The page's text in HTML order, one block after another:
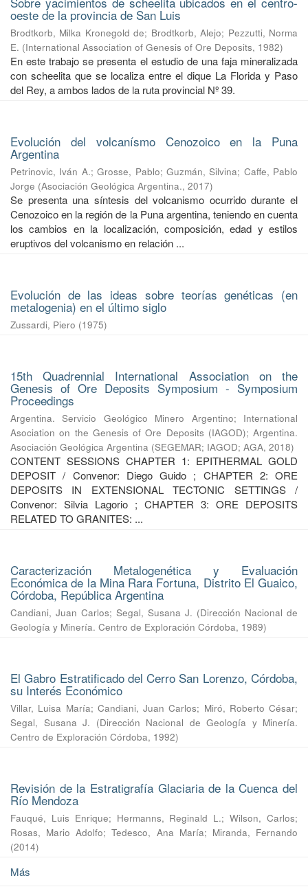
oeste de la provincia de San Luis
Brodtkorb, Milka Kronegold de; Brodtkorb, Alejo; Pezzutti, Norma
E. (International Association of Genesis of Ore Deposits, 1982)
En este trabajo se presenta el estudio de una faja mineralizada
con scheelita que se localiza entre el dique La Florida y Paso
del Rey, a ambos lados de la ruta provincial Nº 39.
Evolución del volcanísmo Cenozoico en la Puna
Argentina
Petrinovic, Iván A.;Grosse, Pablo; Guzmán, Silvina; Caffe, Pablo
Jorge (Asociación Geológica Argentina., 2017)
Se presenta una síntesis del volcanismo ocurrido durante el
Cenozoico en la región de la Puna argentina, teniendo en cuenta
los cambios en la localización, composición, edad y estilos
eruptivos del volcanismo en relación ...
Evolución de las ideas sobre teorías genéticas (en
metalogenia) en el último siglo
Zussardi, Piero (1975)
15th Quadrennial International Association on the
Genesis of Ore Deposits Symposium - Symposium
Proceedings
Argentina. Servicio Geológico Minero Argentino; International
Asociation on the Genesis of Ore Deposits (IAGOD); Argentina.
Asociación Geológica Argentina (SEGEMAR; IAGOD; AGA, 2018)
CONTENT SESSIONS CHAPTER 1: EPITHERMAL GOLD
DEPOSIT / Convenor: Diego Guido ; CHAPTER 2: ORE
DEPOSITS IN EXTENSIONAL TECTONIC SETTINGS /
Convenor: Silvia Lagorio ; CHAPTER 3: ORE DEPOSITS
RELATED TO GRANITES: ...
Caracterización Metalogenética y Evaluación
Económica de la Mina Rara Fortuna, Distrito El Guaico,
Córdoba, República Argentina
Candiani, Juan Carlos; Segal, Susana J. (Dirección Nacional de
Geología y Minería. Centro de Exploración Córdoba, 1989)
El Gabro Estratificado del Cerro San Lorenzo, Córdoba,
su Interés Económico
Villar, Luisa María; Candiani, Juan Carlos; Miró, Roberto César;
Segal, Susana J. (Dirección Nacional de Geología y Minería.
Centro de Exploración Córdoba, 1992)
Revisión de la Estratigrafía Glaciaria de la Cuenca del
Río Mendoza
Fauqué, Luis Enrique; Hermanns, Reginald L.;Wilson, Carlos;
Rosas, Mario Adolfo;Tedesco, Ana María; Miranda, Fernando
(2014)
Más